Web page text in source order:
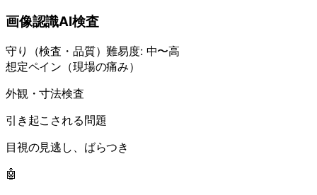
画像認識AI検査
守り （検査・品質）難易度: 中〜高
想定ペイン（現場の痛み）
外観・寸法検査
引き起こされる問題
目視の見逃し、ばらつき
🤖